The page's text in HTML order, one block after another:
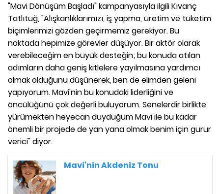
"Mavi Dönüşüm Başladı" kampanyasıyla ilgili Kıvanç
Tatlıtuğ, "Alışkanlıklarımızı, iş yapma, üretim ve tüketim
biçimlerimizi gözden geçirmemiz gerekiyor. Bu
noktada hepimize görevler düşüyor. Bir aktör olarak
verebileceğim en büyük desteğin; bu konuda atılan
adımların daha geniş kitlelere yayılmasına yardımcı
olmak olduğunu düşünerek, ben de elimden geleni
yapıyorum. Mavi'nin bu konudaki liderliğini ve
öncülüğünü çok değerli buluyorum. Senelerdir birlikte
yürümekten heyecan duyduğum Mavi ile bu kadar
önemli bir projede de yan yana olmak benim için gurur
verici" diyor.
Mavi'nin Akdeniz Tonu